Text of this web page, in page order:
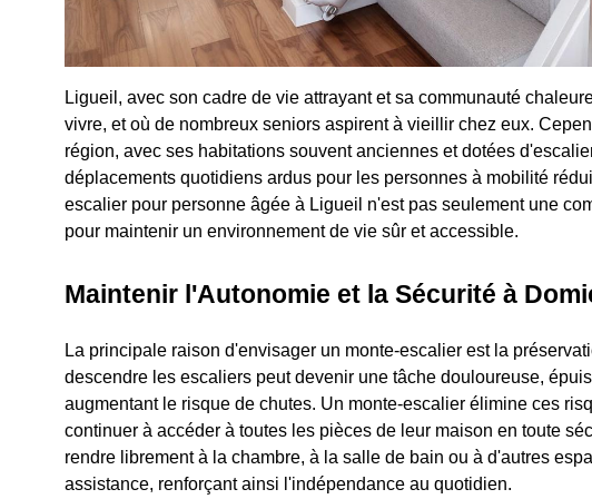
Ligueil, avec son cadre de vie attrayant et sa communauté
vivre, et où de nombreux seniors aspirent à vieillir chez eux.
région, avec ses habitations souvent anciennes et dotées
déplacements quotidiens ardus pour les personnes à mobilité
escalier pour personne âgée à Ligueil n'est pas seulement une
pour maintenir un environnement de vie sûr et accessible.
Maintenir l'Autonomie et la Sécurité à
La principale raison d'envisager un monte-escalier est la
descendre les escaliers peut devenir une tâche douloureuse,
augmentant le risque de chutes. Un monte-escalier élimine ces
continuer à accéder à toutes les pièces de leur maison en toute
rendre librement à la chambre, à la salle de bain ou à d'autres
assistance, renforçant ainsi l'indépendance au quotidien.